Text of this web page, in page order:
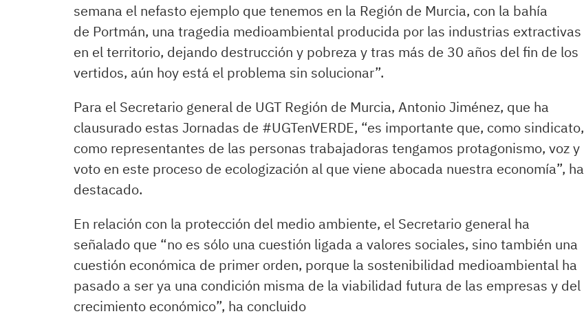
semana el nefasto ejemplo que tenemos en la Región de Murcia, con la bahía
de Portmán, una tragedia medioambiental producida por las industrias extractivas
en el territorio, dejando destrucción y pobreza y tras más de 30 años del fin de los
vertidos, aún hoy está el problema sin solucionar”.
Para el Secretario general de UGT Región de Murcia, Antonio Jiménez, que ha
clausurado estas Jornadas de #UGTenVERDE, “es importante que, como sindicato,
como representantes de las personas trabajadoras tengamos protagonismo, voz y
voto en este proceso de ecologización al que viene abocada nuestra economía”, ha
destacado.
En relación con la protección del medio ambiente, el Secretario general ha
señalado que “no es sólo una cuestión ligada a valores sociales, sino también una
cuestión económica de primer orden, porque la sostenibilidad medioambiental ha
pasado a ser ya una condición misma de la viabilidad futura de las empresas y del
crecimiento económico”, ha concluido